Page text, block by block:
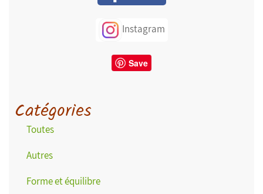
Instagram
Save
Catégories
Toutes
Autres
Forme et équilibre